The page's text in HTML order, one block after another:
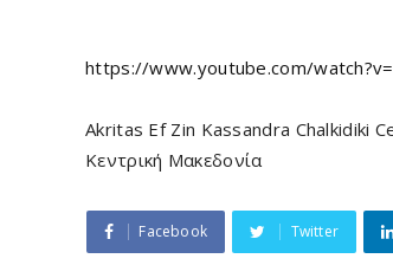
https://www.youtube.com/
Akritas Ef Zin Kassandra Chalkidiki
Κεντρική Μακεδονία
Facebook Twitter